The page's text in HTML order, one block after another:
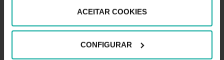
ACEITAR COOKIES
CONFIGURAR
que não está disponível para aquele parque ou período.